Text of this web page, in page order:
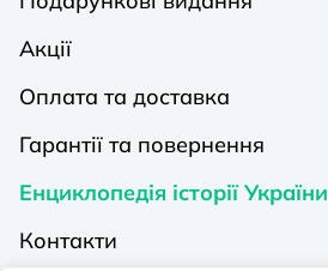
Акції
Оплата та доставка
Гарантії та повернення
Енциклопедія історії України
Контакти